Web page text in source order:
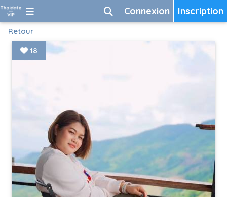
Inscription
Connexion
Retour
18